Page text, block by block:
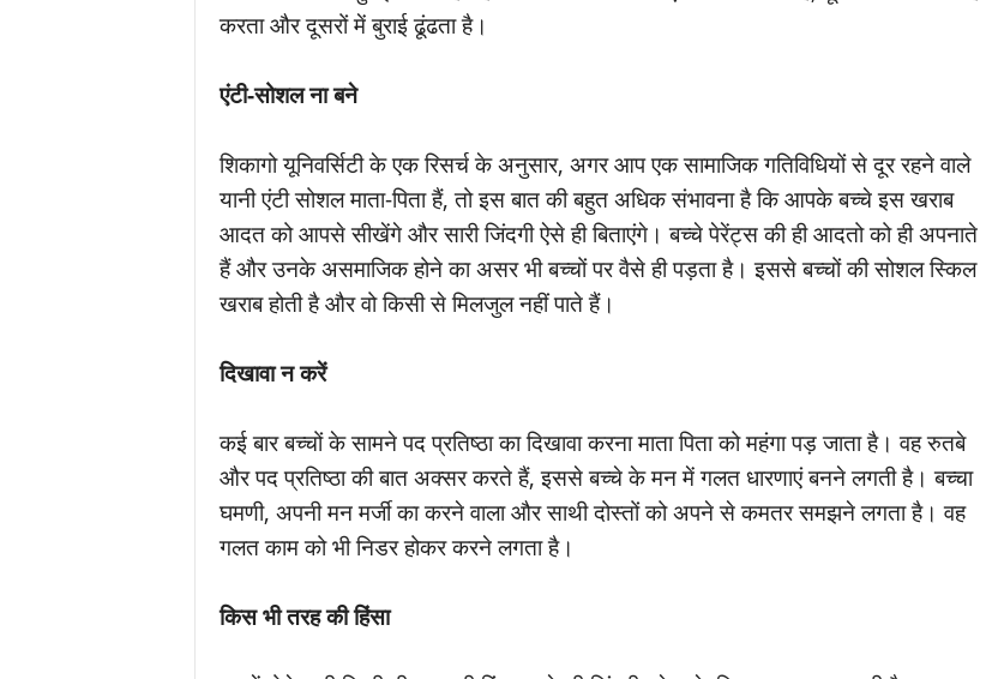
करता और दूसरों में बुराई ढूंढता है।
एंटी-सोशल ना बने
शिकागो यूनिवर्सिटी के एक रिसर्च के अनुसार, अगर आप एक सामाजिक गतिविधियों से दूर रहने वाले
यानी एंटी सोशल माता-पिता हैं, तो इस बात की बहुत अधिक संभावना है कि आपके बच्चे इस खराब
आदत को आपसे सीखेंगे और सारी जिंदगी ऐसे ही बिताएंगे। बच्चे पेरेंट्स की ही आदतो को ही अपनाते
हैं और उनके असमाजिक होने का असर भी बच्चों पर वैसे ही पड़ता है। इससे बच्चों की सोशल स्किल
खराब होती है और वो किसी से मिलजुल नहीं पाते हैं।
दिखावा न करें
कई बार बच्चों के सामने पद प्रतिष्ठा का दिखावा करना माता पिता को महंगा पड़ जाता है। वह रुतबे
और पद प्रतिष्ठा की बात अक्सर करते हैं, इससे बच्चे के मन में गलत धारणाएं बनने लगती है। बच्चा
घमणी, अपनी मन मर्जी का करने वाला और साथी दोस्तों को अपने से कमतर समझने लगता है। वह
गलत काम को भी निडर होकर करने लगता है।
किस भी तरह की हिंसा